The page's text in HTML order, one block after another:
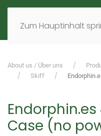
Zum Hauptinhalt
EN
About us / Über uns
Skiff
Case (no